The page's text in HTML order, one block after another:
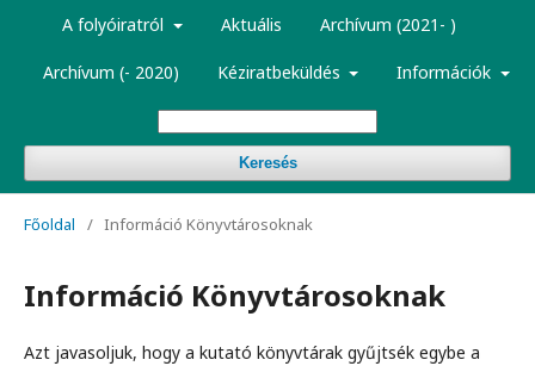
A folyóiratról Aktuális Archívum (2021- )
Archívum (- 2020) Kéziratbeküldés Információk
Keresés
Főoldal / Információ Könyvtárosoknak
Információ Könyvtárosoknak
Azt javasoljuk, hogy a kutató könyvtárak gyűjtsék egybe a